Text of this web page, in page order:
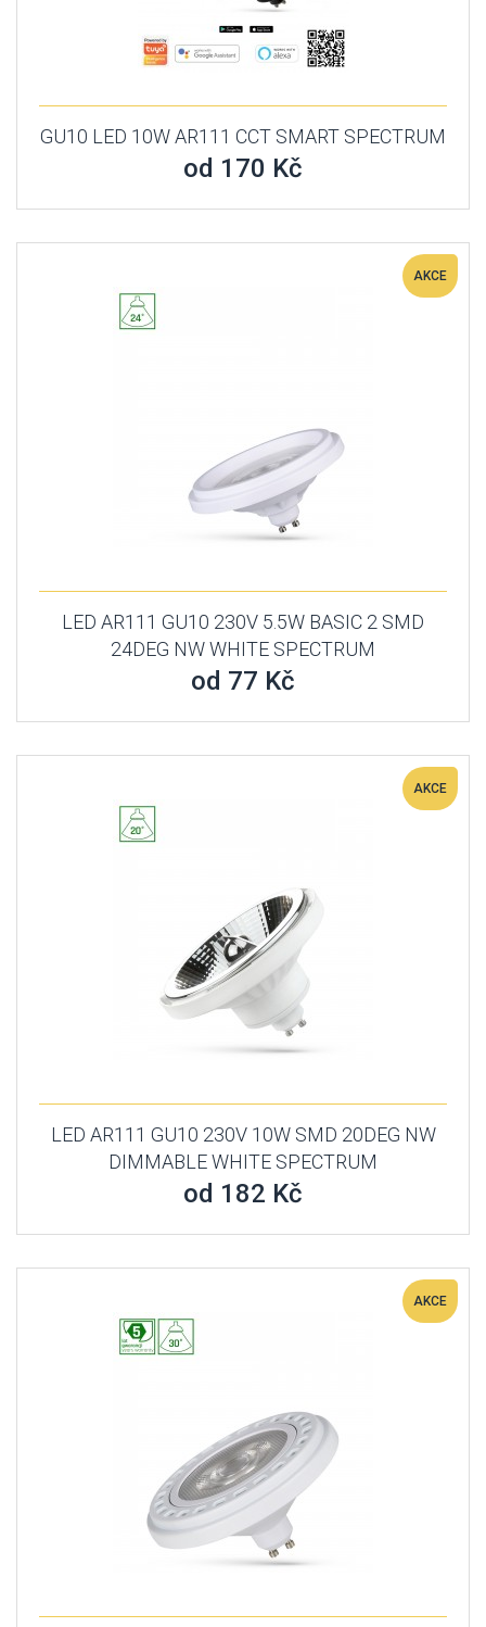
GU10 LED 10W AR111 CCT SMART SPECTRUM
od 170 Kč
AKCE
LED AR111 GU10 230V 5.5W BASIC 2 SMD
24DEG NW WHITE SPECTRUM
od 77 Kč
AKCE
LED AR111 GU10 230V 10W SMD 20DEG NW
DIMMABLE WHITE SPECTRUM
od 182 Kč
AKCE